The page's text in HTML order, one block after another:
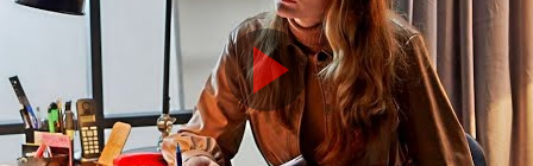
2022)
Трейлер-
анонс